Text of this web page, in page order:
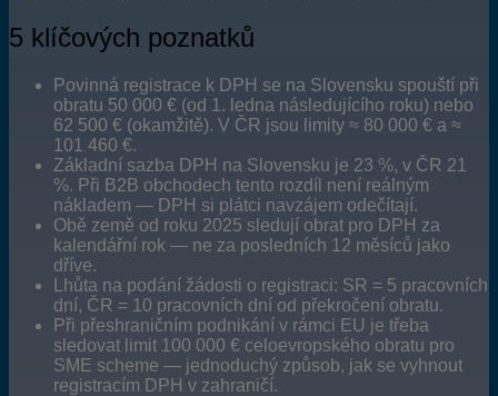
5 klíčových poznatků
Povinná registrace k DPH se na Slovensku spouští při
obratu 50 000 € (od 1. ledna následujícího roku) nebo
62 500 € (okamžitě). V ČR jsou limity ≈ 80 000 € a ≈
101 460 €.
Základní sazba DPH na Slovensku je 23 %, v ČR 21
%. Při B2B obchodech tento rozdíl není reálným
nákladem — DPH si plátci navzájem odečítají.
Obě země od roku 2025 sledují obrat pro DPH za
kalendářní rok — ne za posledních 12 měsíců jako
dříve.
Lhůta na podání žádosti o registraci: SR = 5 pracovních
dní, ČR = 10 pracovních dní od překročení obratu.
Při přeshraničním podnikání v rámci EU je třeba
sledovat limit 100 000 € celoevropského obratu pro
SME scheme — jednoduchý způsob, jak se vyhnout
registracím DPH v zahraničí.